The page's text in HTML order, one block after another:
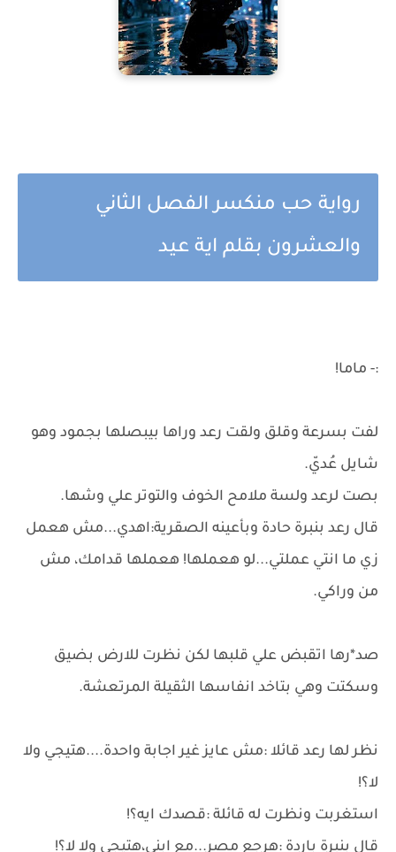
رواية حب منكسر الفصل الثاني
والعشرون بقلم اية عيد
:- ماما!
لفت بسرعة وقلق ولقت رعد وراها بيبصلها بجمود وهو
شايل عُديّ.
بصت لرعد ولسة ملامح الخوف والتوتر علي وشها.
قال رعد بنبرة حادة وبأعينه الصقرية:اهدي...مش هعمل
زي ما انتي عملتي...لو هعملها! هعملها قدامك، مش
من وراكي.
صد*رها اتقبض علي قلبها لكن نظرت للارض بضيق
وسكتت وهي بتاخد انفاسها الثقيلة المرتعشة.
نظر لها رعد قائلا :مش عايز غير اجابة واحدة....هتيجي ولا
لا؟!
استغربت ونظرت له قائلة :قصدك ايه؟!
قال بنبرة باردة :هرجع مصر...مع ابني،هتيجي ولا لا؟!